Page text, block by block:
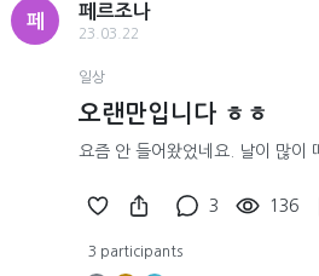
페
페르조나
23.03.22
일상
오랜만입니다 ㅎㅎ
요즘 안 들어왔었네요. 날이 많이
3 136
3 participants